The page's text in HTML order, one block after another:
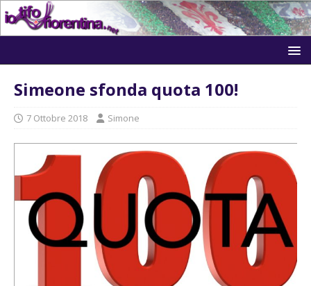
Simeone sfonda quota 100!
7 Ottobre 2018 Simone